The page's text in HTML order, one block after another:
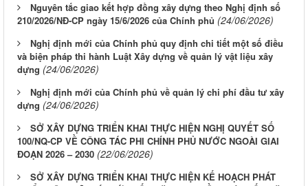
Nguyên tắc giao kết hợp đồng xây dựng theo Nghị định số
210/2026/NĐ-CP ngày 15/6/2026 của Chính phủ (24/06/2026)
Nghị định mới của Chính phủ quy định chi tiết một số điều
và biện pháp thi hành Luật Xây dựng về quản lý vật liệu xây
dựng (24/06/2026)
Nghị định mới của Chính phủ về quản lý chi phí đầu tư xây
dựng (24/06/2026)
SỞ XÂY DỰNG TRIỂN KHAI THỰC HIỆN NGHỊ QUYẾT SỐ
100/NQ-CP VỀ CÔNG TÁC PHI CHÍNH PHỦ NƯỚC NGOÀI GIAI
ĐOẠN 2026 – 2030 (22/06/2026)
SỞ XÂY DỰNG TRIỂN KHAI THỰC HIỆN KẾ HOẠCH PHÁT